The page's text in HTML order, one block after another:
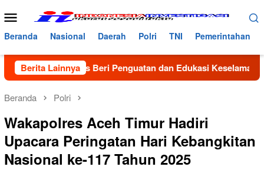
ke
konten
Menu
Mobile
Beranda Nasional Daerah Polri TNI Pemerintahan
Berita Lainnya
Beri Penguatan dan Edukasi Keselamatan di MAN 2
Beranda Polri
Wakapolres Aceh Timur Hadiri
Upacara Peringatan Hari Kebangkitan
Nasional ke-117 Tahun 2025